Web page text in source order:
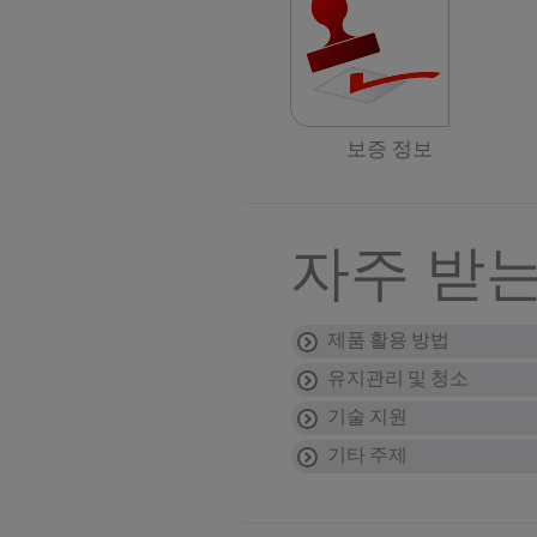
보증 정보
자주 받
제품 활용 방법
조리기구는 오븐에
탈착가능한 손잡이가
테팔 열센서
하나요?
유지관리 및 청소
팬이나 냄비는 어떻
비점착성 팬
식기세척기 사용이
기술 지원
프라이팬의 손잡이
기타 주제